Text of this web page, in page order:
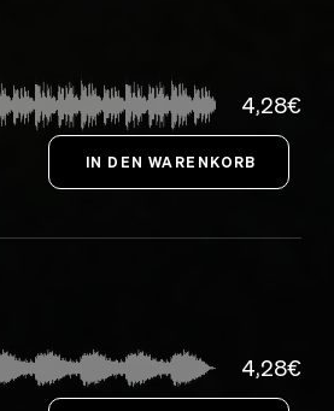
4,28€
4,28€